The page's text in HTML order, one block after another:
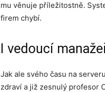
mu věnuje příležitostně.
firem chybí.
I vedoucí
Jak ale svého času na serveru
zdraví a již zesnulý profesor